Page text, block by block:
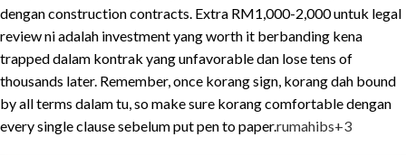
dengan construction contracts. Extra RM1,000-2,000 untuk legal
review ni adalah investment yang worth it berbanding kena
trapped dalam kontrak yang unfavorable dan lose tens of
thousands later. Remember, once korang sign, korang dah bound
by all terms dalam tu, so make sure korang comfortable dengan
every single clause sebelum put pen to paper.rumahibs+3